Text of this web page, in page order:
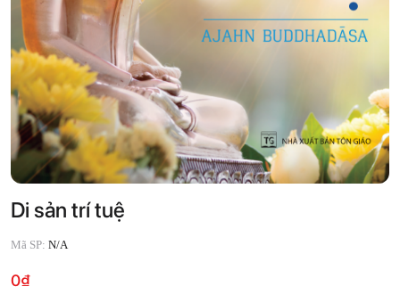
Di sản trí tuệ
Mã SP: N/A
0₫